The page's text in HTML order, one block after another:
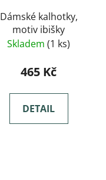
Dámské kalhotky,
motiv ibišky
Skladem (1 ks)
465 Kč
DETAIL